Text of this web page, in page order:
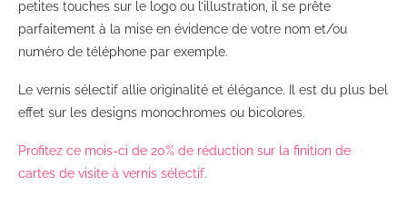
petites touches sur le logo ou l’illustration, il se prête
parfaitement à la mise en évidence de votre nom et/ou
numéro de téléphone par exemple.
Le vernis sélectif allie originalité et élégance. Il est du plus bel
effet sur les designs monochromes ou bicolores.
Profitez ce mois-ci de 20% de réduction sur la finition de
cartes de visite à vernis sélectif.